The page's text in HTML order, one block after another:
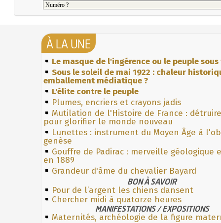
À LA UNE
Le masque de l'ingérence ou le peuple
Sous le soleil de mai 1922 : chaleur
emballement médiatique ?
L'élite contre le peuple
Plumes, encriers et crayons jadis
Mutilation de l'Histoire de France :
pour glorifier le monde nouveau
Lunettes : instrument du Moyen Âge à
genèse
Gouffre de Padirac : merveille géologique
en 1889
Grandeur d'âme du chevalier Bayard
BON À SAVOIR
Pour de l’argent les chiens dansent
Chercher midi à quatorze heures
MANIFESTATIONS / EXPOSITIONS
Maternités, archéologie de la figure